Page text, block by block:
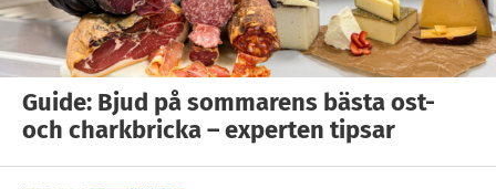
Guide: Bjud på sommarens bästa ost-
och charkbricka – experten tipsar